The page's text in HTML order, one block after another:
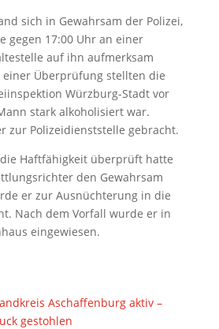
sich in Gewahrsam der Polizei,
gegen 17:00 Uhr an einer
auf ihn aufmerksam
einer Überprüfung stellten die
Würzburg-Stadt vor
stark alkoholisiert war.
zur Polizeidienststelle gebracht.
Haftfähigkeit überprüft hatte
den Gewahrsam
er zur Ausnüchterung in die
Nach dem Vorfall wurde er in
eingewiesen.
Aschaffenburg aktiv –
gestohlen